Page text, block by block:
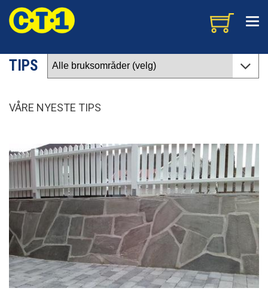
TIPS
VÅRE NYESTE TIPS